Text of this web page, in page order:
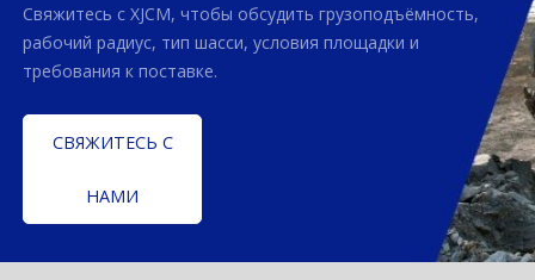
Свяжитесь с XJCM, чтобы обсудить грузоподъёмность,
рабочий радиус, тип шасси, условия площадки и
требования к поставке.
СВЯЖИТЕСЬ С
НАМИ